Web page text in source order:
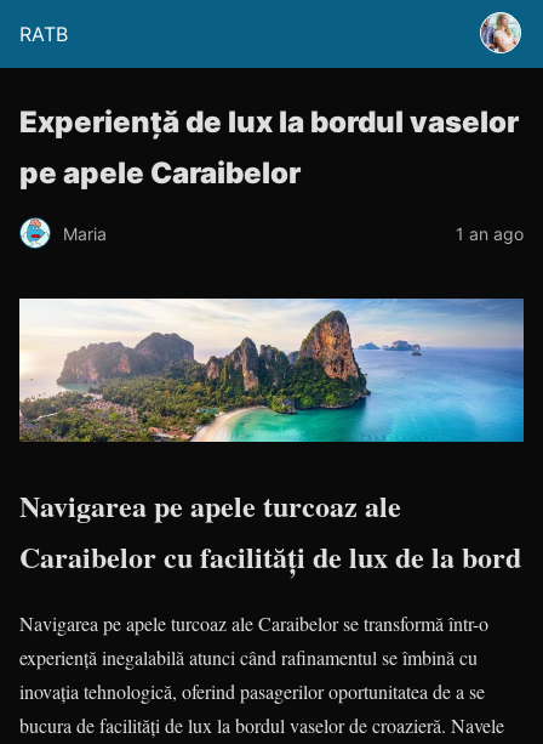
RATB
Experiență de lux la bordul vaselor
pe apele Caraibelor
Maria 1 an ago
Navigarea pe apele turcoaz ale
Caraibelor cu facilități de lux de la bord
Navigarea pe apele turcoaz ale Caraibelor se transformă într-o
experiență inegalabilă atunci când rafinamentul se îmbină cu
inovația tehnologică, oferind pasagerilor oportunitatea de a se
bucura de facilități de lux la bordul vaselor de croazieră. Navele